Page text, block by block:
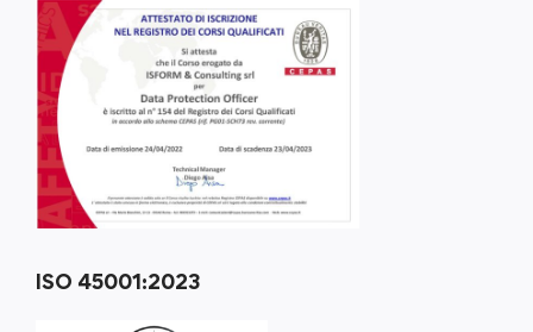
ISO 45001:2023